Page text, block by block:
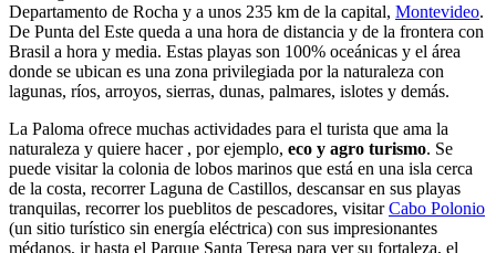
Departamento de Rocha y a unos 235 km de la capital, Montevideo.
De Punta del Este queda a una hora de distancia y de la frontera con
Brasil a hora y media. Estas playas son 100% oceánicas y el área
donde se ubican es una zona privilegiada por la naturaleza con
lagunas, ríos, arroyos, sierras, dunas, palmares, islotes y demás.
La Paloma ofrece muchas actividades para el turista que ama la
naturaleza y quiere hacer , por ejemplo, eco y agro turismo. Se
puede visitar la colonia de lobos marinos que está en una isla cerca
de la costa, recorrer Laguna de Castillos, descansar en sus playas
tranquilas, recorrer los pueblitos de pescadores, visitarCabo Polonio
(un sitio turístico sin energía eléctrica) con sus impresionantes
médanos, ir hasta el Parque Santa Teresa para ver su fortaleza, el